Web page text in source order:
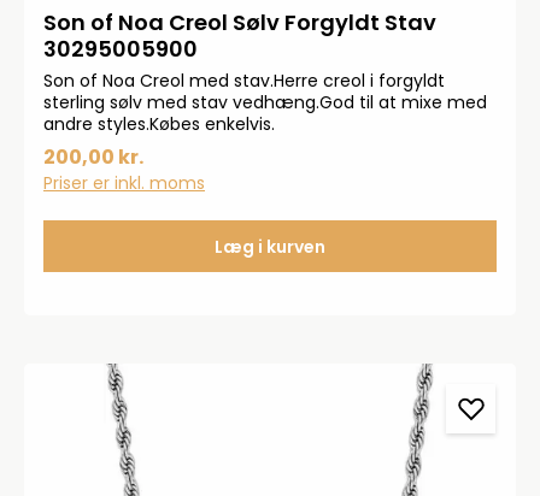
Son of Noa Creol Sølv Forgyldt Stav
30295005900
Son of Noa Creol med stav.Herre creol i forgyldt
sterling sølv med stav vedhæng.God til at mixe med
andre styles.Købes enkelvis.
200,00 kr.
Priser er inkl. moms
Læg i kurven